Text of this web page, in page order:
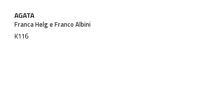
AGATA
Franca Helg e Franco Albini
K116